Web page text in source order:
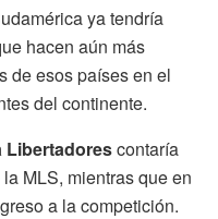
ya tendría
hacen aún más
de esos países en el
del continente.
Libertadorescontaría
MLS, mientras que en
a la competición.